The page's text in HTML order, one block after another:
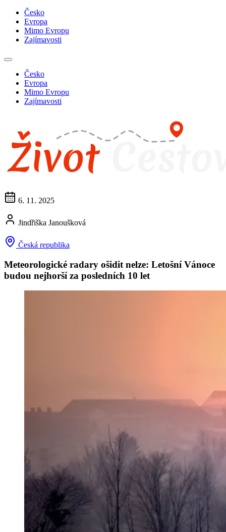
Česko
Evropa
Mimo Evropu
Zajímavosti
Česko
Evropa
Mimo Evropu
Zajímavosti
6. 11. 2025
Jindřiška Janoušková
Česká republika
Meteorologické radary ošidit nelze: Letošní Vánoce
budou nejhorší za posledních 10 let